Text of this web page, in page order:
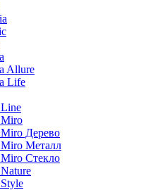
Allure
Life
Miro
Дерево
Miro Металл
Стекло